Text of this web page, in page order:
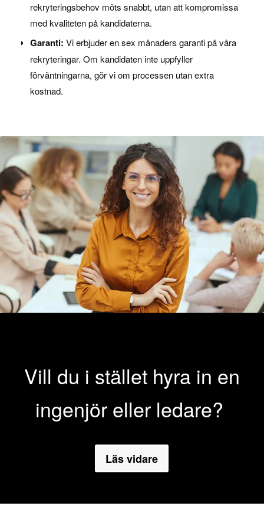
rekryteringsbehov möts snabbt, utan att kompromissa
med kvaliteten på kandidaterna.
Garanti: Vi erbjuder en sex månaders garanti på våra
rekryteringar. Om kandidaten inte uppfyller
förväntningarna, gör vi om processen utan extra
kostnad.
Vill du i stället hyra in en
ingenjör eller ledare?
Läs vidare